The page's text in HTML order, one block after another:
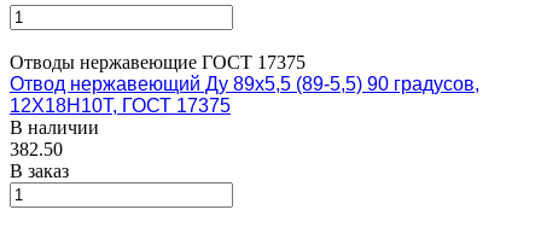
Отводы нержавеющие ГОСТ 17375
Отвод нержавеющий Ду 89х5,5 (89-5,5) 90 градусов,
12Х18Н10Т, ГОСТ 17375
В наличии
382.50
В заказ